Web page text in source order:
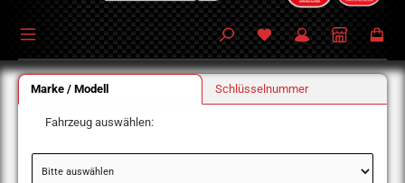
Marke / Modell Schlüsselnummer
Fahrzeug auswählen: